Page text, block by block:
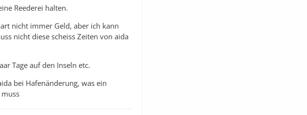
Reederei halten.
nicht immer Geld, aber ich kann
nicht diese scheiss Zeiten von aida
Tage auf den Inseln etc.
bei Hafenänderung, was ein